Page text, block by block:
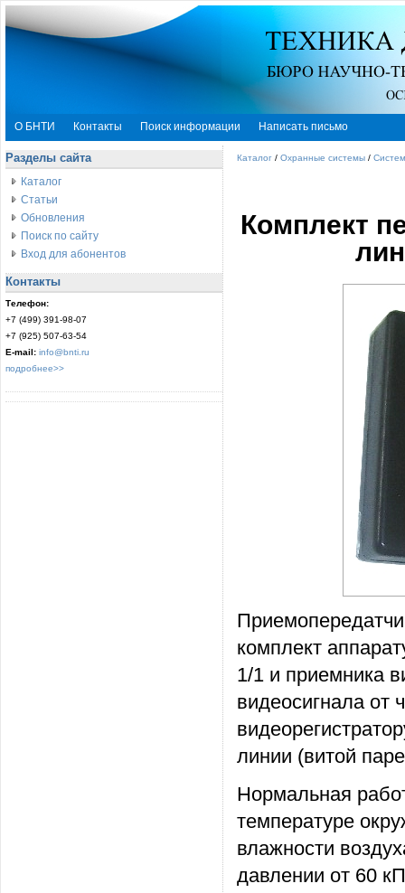
О БНТИ Контакты Поиск информации Написать письмо
Разделы сайта
Каталог
Статьи
Обновления
Поиск по сайту
Вход для абонентов
Контакты
Телефон:
+7 (499) 391-98-07
+7 (925) 507-63-54
E-mail: info@bnti.ru
подробнее>>
Каталог / Охранные системы /
Комплект
комплект
1/1 и приемника
видеосигнала от
линии (витой
Нормальная
температуре
влажности
давлении от 60